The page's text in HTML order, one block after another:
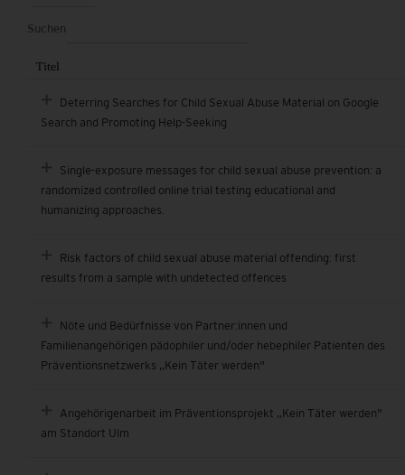
Suchen
Titel
Deterring Searches for Child Sexual Abuse Material on Google
Search and Promoting Help-Seeking
Single-exposure messages for child sexual abuse prevention: a
randomized controlled online trial testing educational and
humanizing approaches.
Risk factors of child sexual abuse material offending: first
results from a sample with undetected offences
Nöte und Bedürfnisse von Partner:innen und
Familienangehörigen pädophiler und/oder hebephiler Patienten des
Präventionsnetzwerks „Kein Täter werden"
Angehörigenarbeit im Präventionsprojekt „Kein Täter werden"
am Standort Ulm